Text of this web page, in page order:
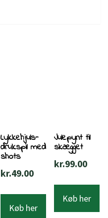
Lykkehjuls-
drukspil med
shots
kr.49.00
Køb her
Julepynt til
skægget
kr.99.00
Køb her